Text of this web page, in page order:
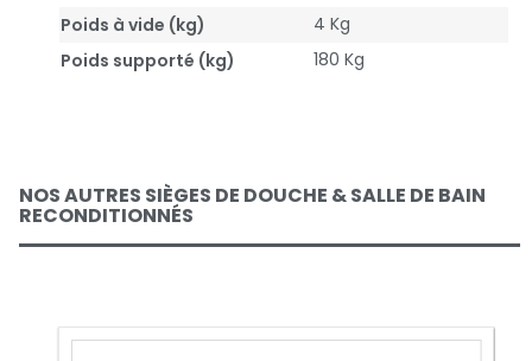
Poids à vide (kg)
4 Kg
Poids supporté (kg)
180 Kg
NOS AUTRES SIÈGES DE DOUCHE & SALLE DE BAIN
RECONDITIONNÉS